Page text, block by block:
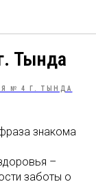
Тында
№ 4 Г. ТЫНДА
знакома
–
заботы о